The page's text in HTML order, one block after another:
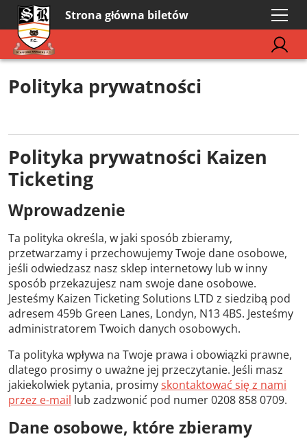
Strona główna biletów
Polityka prywatności
Polityka prywatności Kaizen
Ticketing
Wprowadzenie
Ta polityka określa, w jaki sposób zbieramy,
przetwarzamy i przechowujemy Twoje dane osobowe,
jeśli odwiedzasz nasz sklep internetowy lub w inny
sposób przekazujesz nam swoje dane osobowe.
Jesteśmy Kaizen Ticketing Solutions LTD z siedzibą pod
adresem 459b Green Lanes, Londyn, N13 4BS. Jesteśmy
administratorem Twoich danych osobowych.
Ta polityka wpływa na Twoje prawa i obowiązki prawne,
dlatego prosimy o uważne jej przeczytanie. Jeśli masz
jakiekolwiek pytania, prosimyskontaktować się z nami
przez e-mail lub zadzwonić pod numer 0208 858 0709.
Dane osobowe, które zbieramy